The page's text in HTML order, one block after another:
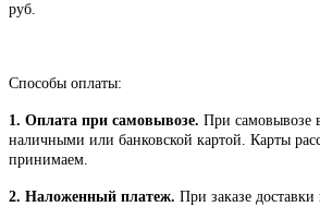
руб.
Способы оплаты:
1. Оплата при самовывозе. При самовывозе
наличными или банковской картой. Карты
принимаем.
2. Наложенный платеж. При заказе